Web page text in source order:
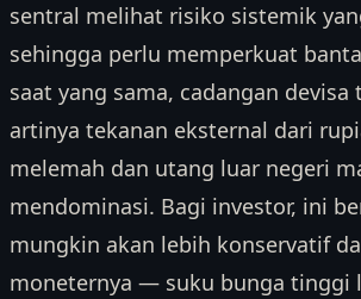
sentral melihat risiko sistemik
sehingga perlu memperkuat
saat yang sama, cadangan
artinya tekanan eksternal dari
melemah dan utang luar negeri
mendominasi. Bagi investor, ini
mungkin akan lebih konservatif
moneternya — suku bunga tinggi